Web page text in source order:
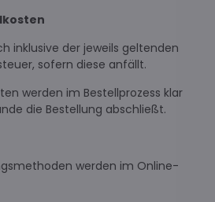
inklusive der jeweils geltenden
sofern diese anfällt.
werden im Bestellprozess klar
die Bestellung abschließt.
werden im Online-